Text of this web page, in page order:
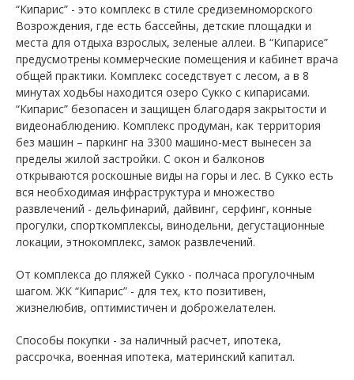
“Кипарис” - это комплекс в стиле средиземноморского
Возрождения, где есть бассейны, детские площадки и
места для отдыха взрослых, зеленые аллеи. В “Кипарисе”
предусмотрены коммерческие помещения и кабинет врача
общей практики. Комплекс соседствует с лесом, а в 8
минутах ходьбы находится озеро Сукко с кипарисами.
“Кипарис” безопасен и защищен благодаря закрытости и
видеонаблюдению. Комплекс продуман, как территория
без машин – паркинг на 3300 машино-мест вынесен за
пределы жилой застройки. С окон и балконов
открываются роскошные виды на горы и лес. В Сукко есть
вся необходимая инфраструктура и множество
развлечений - дельфинарий, дайвинг, серфинг, конные
прогулки, спорткомплексы, винодельни, дегустационные
локации, этнокомплекс, замок развлечений.
От комплекса до пляжей Сукко - полчаса прогулочным
шагом. ЖК “Кипарис” - для тех, кто позитивен,
жизнелюбив, оптимистичен и доброжелателен.
Способы покупки - за наличный расчет, ипотека,
рассрочка, военная ипотека, материнский капитал.